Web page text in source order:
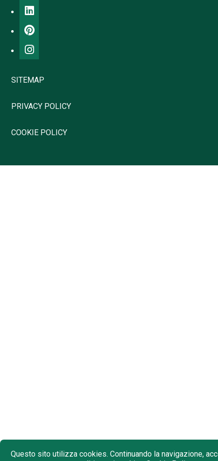
SITEMAP
PRIVACY POLICY
COOKIE POLICY
Questo sito utilizza cookies. Continuando la navigazione,